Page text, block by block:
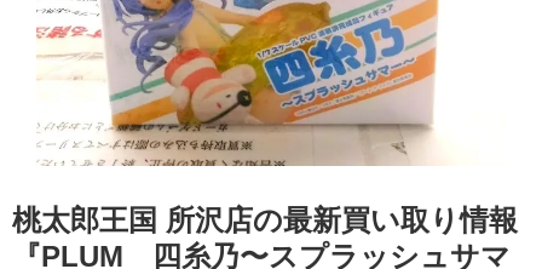
桃太郎王国 所沢店の最新買い取り情報
『PLUM 四糸乃〜スプラッシュサマ